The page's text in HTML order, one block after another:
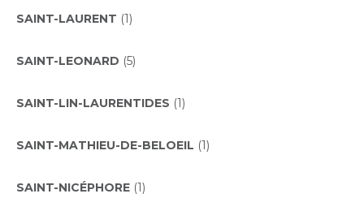
SAINT-LAURENT (1)
SAINT-LEONARD (5)
SAINT-LIN-LAURENTIDES (1)
SAINT-MATHIEU-DE-BELOEIL (1)
SAINT-NICÉPHORE (1)